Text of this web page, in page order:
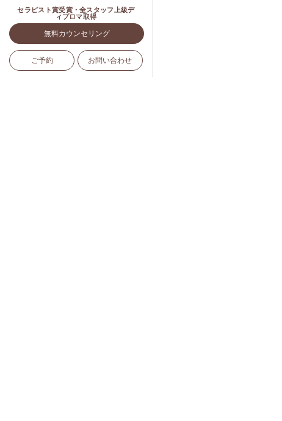
セラピスト賞受賞・全スタッフ上級デ
ィプロマ取得
無料カウンセリング
ご予約 お問い合わせ